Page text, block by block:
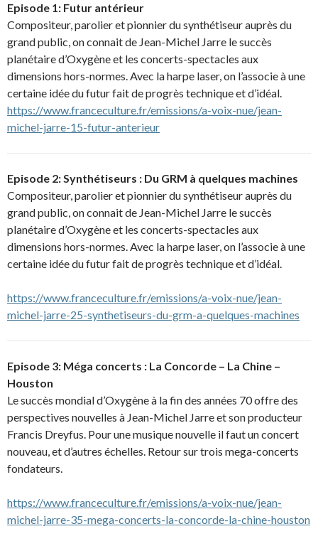
Episode 1: Futur antérieur
Compositeur, parolier et pionnier du synthétiseur auprès du
grand public, on connait de Jean-Michel Jarre le succès
planétaire d’Oxygène et les concerts-spectacles aux
dimensions hors-normes. Avec la harpe laser, on l’associe à une
certaine idée du futur fait de progrès technique et d’idéal.
https://www.franceculture.fr/emissions/a-voix-nue/jean-
michel-jarre-15-futur-anterieur
Episode 2:Synthétiseurs : Du GRM à quelques machines
Compositeur, parolier et pionnier du synthétiseur auprès du
grand public, on connait de Jean-Michel Jarre le succès
planétaire d’Oxygène et les concerts-spectacles aux
dimensions hors-normes. Avec la harpe laser, on l’associe à une
certaine idée du futur fait de progrès technique et d’idéal.
https://www.franceculture.fr/emissions/a-voix-nue/jean-
michel-jarre-25-synthetiseurs-du-grm-a-quelques-machines
Episode 3: Méga concerts : La Concorde – La Chine –
Houston
Le succès mondial d’Oxygène à la fin des années 70 offre des
perspectives nouvelles à Jean-Michel Jarre et son producteur
Francis Dreyfus. Pour une musique nouvelle il faut un concert
nouveau, et d’autres échelles. Retour sur trois mega-concerts
fondateurs.
https://www.franceculture.fr/emissions/a-voix-nue/jean-
michel-jarre-35-mega-concerts-la-concorde-la-chine-houston